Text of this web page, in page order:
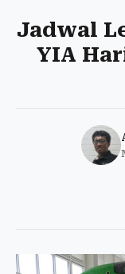
Jadwal
YIA